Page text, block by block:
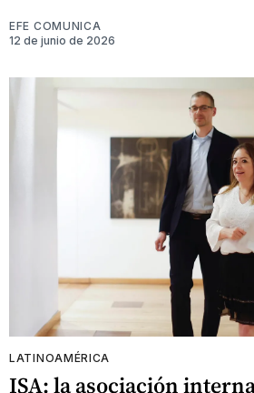
EFE COMUNICA
12 de junio de 2026
LATINOAMÉRICA
ISA: la asociación